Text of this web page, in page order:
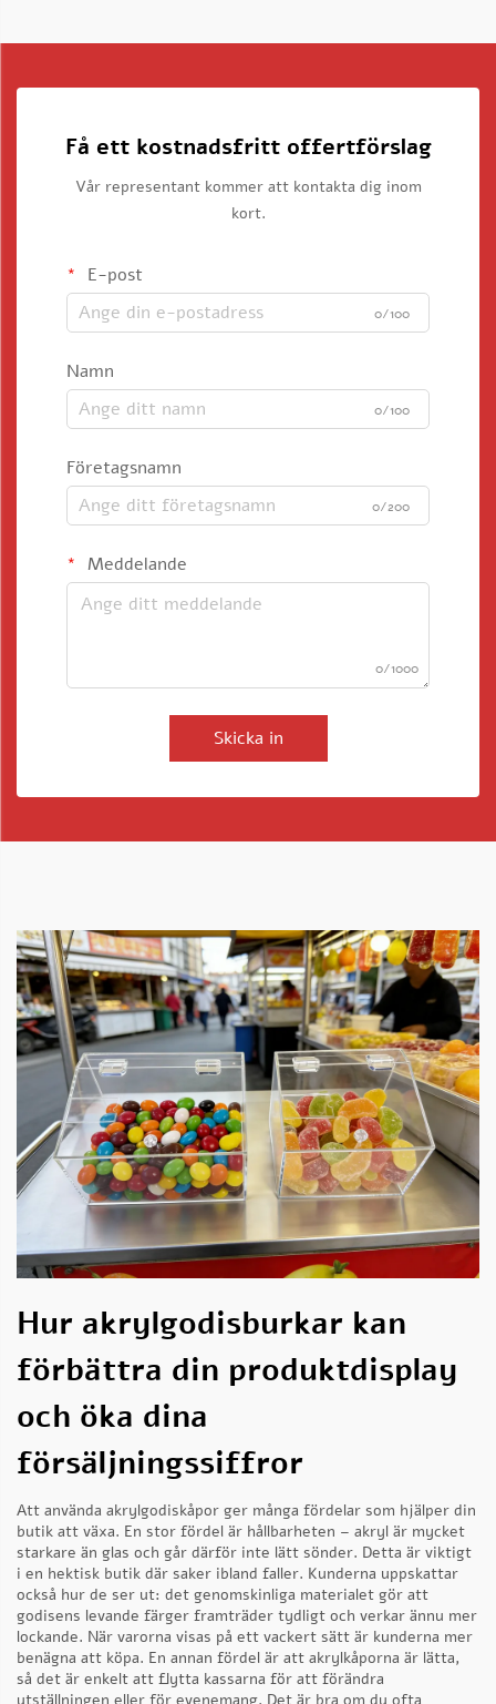
Få ett kostnadsfritt offertförslag
Vår representant kommer att kontakta dig inom
kort.
E-post
0/100
Namn
0/100
Företagsnamn
0/200
Meddelande
0/1000
Skicka in
Hur akrylgodisburkar kan
förbättra din produktdisplay
och öka dina
försäljningssiffror
Att använda akrylgodiskåpor ger många fördelar som hjälper din
butik att växa. En stor fördel är hållbarheten – akryl är mycket
starkare än glas och går därför inte lätt sönder. Detta är viktigt
i en hektisk butik där saker ibland faller. Kunderna uppskattar
också hur de ser ut: det genomskinliga materialet gör att
godisens levande färger framträder tydligt och verkar ännu mer
lockande. När varorna visas på ett vackert sätt är kunderna mer
benägna att köpa. En annan fördel är att akrylkåporna är lätta,
så det är enkelt att flytta kassarna för att förändra
utställningen eller för evenemang. Det är bra om du ofta